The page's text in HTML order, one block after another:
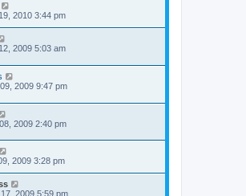
2010 3:44 pm
2009 5:03 am
2009 9:47 pm
2009 2:40 pm
2009 3:28 pm
2009 5:59 pm